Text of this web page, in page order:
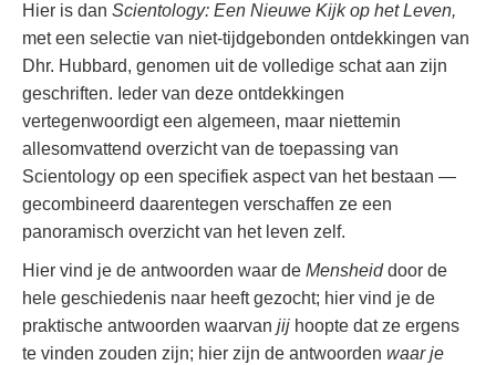
Hier is dan Scientology: Een Nieuwe Kijk op het Leven,
met een selectie van niet-tijdgebonden ontdekkingen van
Dhr. Hubbard, genomen uit de volledige schat aan zijn
geschriften. Ieder van deze ontdekkingen
vertegenwoordigt een algemeen, maar niettemin
allesomvattend overzicht van de toepassing van
Scientology op een specifiek aspect van het bestaan —
gecombineerd daarentegen verschaffen ze een
panoramisch overzicht van het leven zelf.
Hier vind je de antwoorden waar de Mensheiddoor de
hele geschiedenis naar heeft gezocht; hier vind je de
praktische antwoorden waarvan jij hoopte dat ze ergens
te vinden zouden zijn; hier zijn de antwoorden waar je